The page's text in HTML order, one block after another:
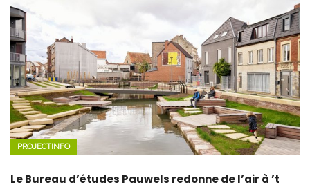
PROJECTINFO
Le Bureau d’études Pauwels redonne de l’air à ’t